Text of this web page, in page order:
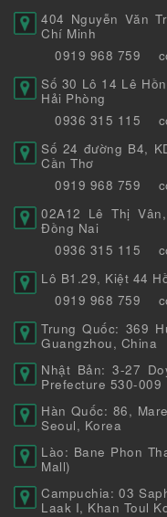
404 Nguyễn Văn
Chí Minh
0919 968 759
Số 30 Lô 14 Lê
Hải Phòng
0936 315 115
Số 24 đường B4,
Cần Thơ
0919 968 759
02A12 Lê Thị
Đồng Nai
0936 315 115
Lô B1.29, Kiệt 44
0919 968 759
Trung Quốc: 369
Guangzhou, China
Nhật Bản: 3-27
Prefecture 530-009
Hàn Quốc: 86,
Seoul, Korea
Lào: Bane Phon
Mall)
Campuchia: 03
Laak I, Khan Toul